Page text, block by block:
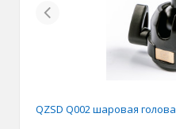
Previous
QZSD Q002 шаровая голова